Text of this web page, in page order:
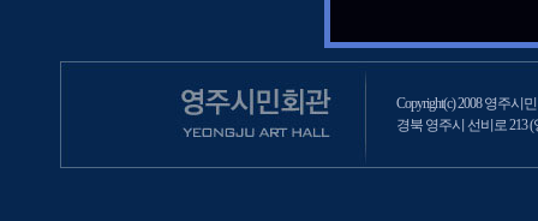
Copyright(c) 2008 영주시
경북 영주시 선비로 213 (